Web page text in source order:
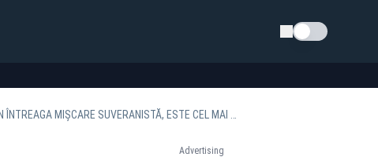
Schimba tema
Advertising